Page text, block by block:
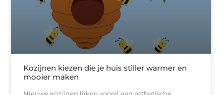
Kozijnen kiezen die je huis stiller warmer en
mooier maken